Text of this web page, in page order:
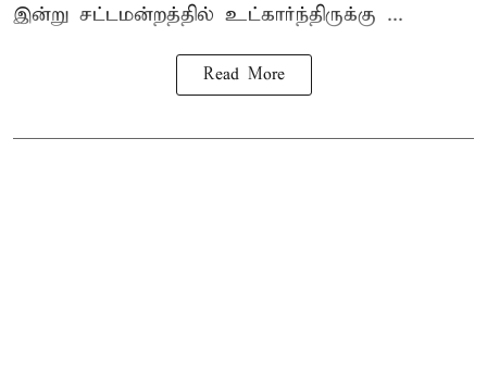
இன்று சட்டமன்றத்தில் உட்கார்ந்திருக்கு ...
Read More